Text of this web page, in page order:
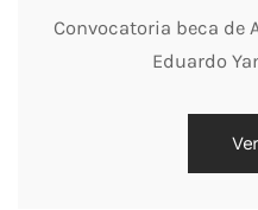
Convocatoria beca de
Eduardo